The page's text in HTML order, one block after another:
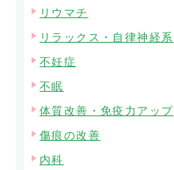
リウマチ
リラックス・自律神経系
不妊症
不眠
体質改善・免疫力アップ
傷痕の改善
内科